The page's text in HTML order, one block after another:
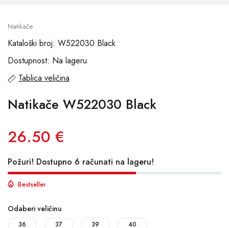
Natikače
Kataloški broj: W522030 Black
Dostupnost: Na lageru
Tablica veličina
Natikače W522030 Black
26.50 €
Požuri! Dostupno 6 računati na lageru!
Bestseller
Odaberi veličinu
36 37 39 40